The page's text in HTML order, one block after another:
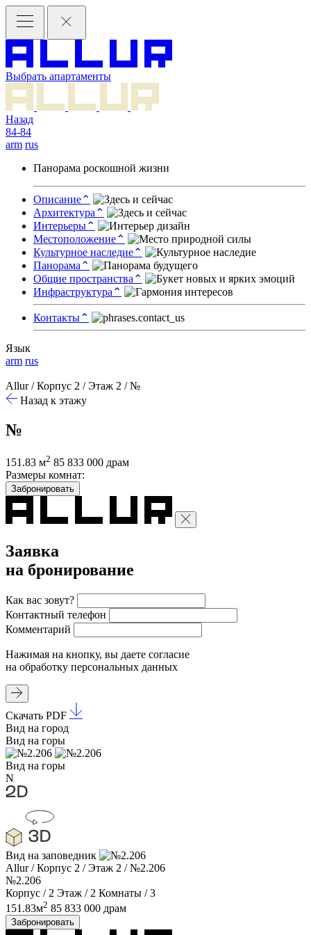
Выбрать апартаменты
Назад
84-84
arm rus
Панорама роскошной жизни
Описание⌃
Архитектура ⌃
Интерьеры⌃
Местоположение⌃
Культурное наследие⌃
Панорама ⌃
Общие пространства ⌃
Инфраструктура ⌃
Контакты⌃
Язык
arm rus
Allur/Корпус 2 /Этаж 2 / №
Назад к этажу
№
151.83 м2 85 833 000 драм
Размеры комнат:
Забронировать
Заявка
на бронирование
Как вас зовут?
Контактный телефон
Комментарий
Нажимая на кнопку, вы даете согласие
на обработку персональных данных
Скачать PDF
Вид на город
Вид на горы
Вид на горы
N
Вид на заповедник
Allur/Корпус 2 /Этаж 2 / №2.206
№2.206
Корпус / 2 Этаж / 2 Комнаты / 3
151.83м2 85 833 000 драм
Забронировать